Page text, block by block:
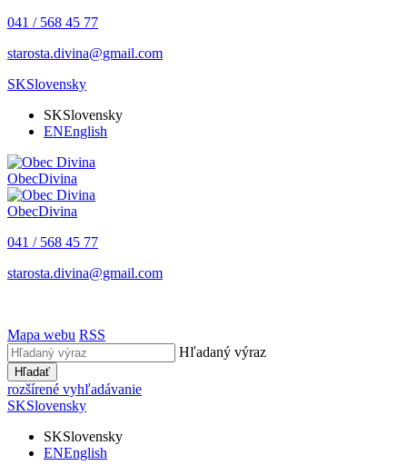
041 / 568 45 77
starosta.divina@gmail.com
SKSlovensky
SKSlovensky
ENEnglish
ObecDivina
ObecDivina
041 / 568 45 77
starosta.divina@gmail.com
Mapa webu RSS
Hľadaný výraz
Hľadať
rozšírené vyhľadávanie
SKSlovensky
SKSlovensky
ENEnglish